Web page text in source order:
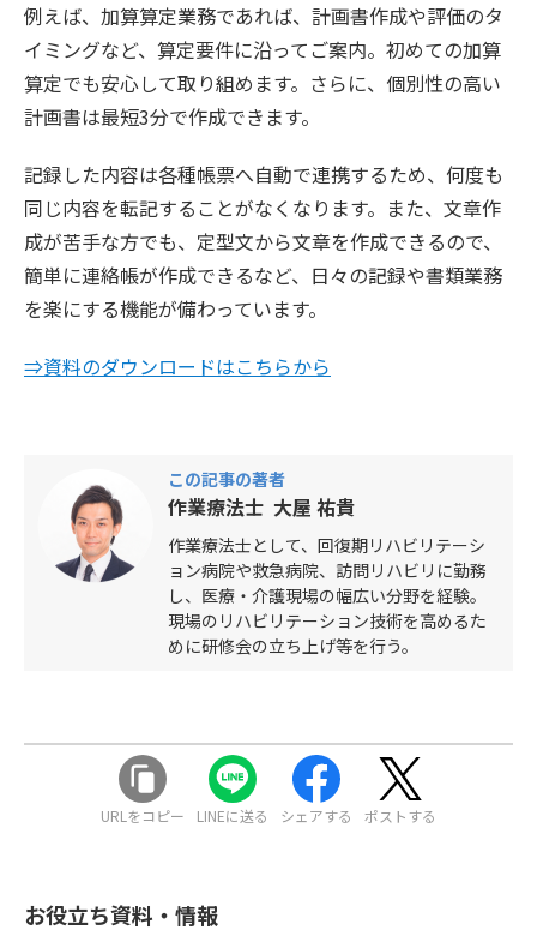
例えば、加算算定業務であれば、計画書作成や評価のタ
イミングなど、算定要件に沿ってご案内。初めての加算
算定でも安心して取り組めます。さらに、個別性の高い
計画書は最短3分で作成できます。
記録した内容は各種帳票へ自動で連携するため、何度も
同じ内容を転記することがなくなります。また、文章作
成が苦手な方でも、定型文から文章を作成できるので、
簡単に連絡帳が作成できるなど、日々の記録や書類業務
を楽にする機能が備わっています。
⇒資料のダウンロードはこちらから
この記事の著者
作業療法士 大屋 祐貴
作業療法士として、回復期リハビリテーシ
ョン病院や救急病院、訪問リハビリに勤務
し、医療・介護現場の幅広い分野を経験。
現場のリハビリテーション技術を高めるた
めに研修会の立ち上げ等を行う。
URLをコピー LINEに送る シェアする ポストする
お役立ち資料・情報